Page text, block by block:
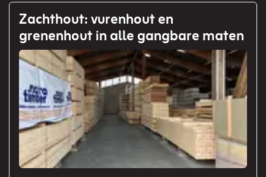
Zachthout: vurenhout en
grenenhout in alle gangbare maten